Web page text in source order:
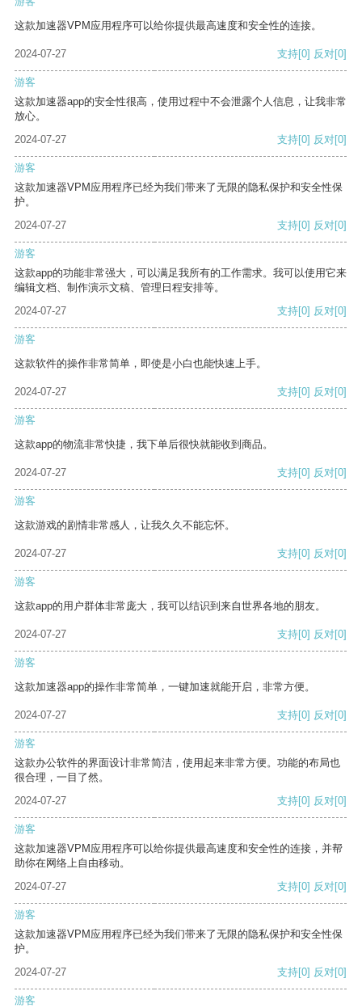
这款加速器VPM应用程序可以给你提供最高速度和安全性的连接。
2024-07-27 支持[0] 反对[0]
游客
这款加速器app的安全性很高，使用过程中不会泄露个人信息，让我非常
放心。
2024-07-27
支持[0] 反对[0]
游客
这款加速器VPM应用程序已经为我们带来了无限的隐私保护和安全性保
护。
2024-07-27
支持[0] 反对[0]
游客
这款app的功能非常强大，可以满足我所有的工作需求。我可以使用它来
编辑文档、制作演示文稿、管理日程安排等。
2024-07-27
支持[0] 反对[0]
游客
这款软件的操作非常简单，即使是小白也能快速上手。
2024-07-27 支持[0] 反对[0]
游客
这款app的物流非常快捷，我下单后很快就能收到商品。
2024-07-27 支持[0] 反对[0]
游客
这款游戏的剧情非常感人，让我久久不能忘怀。
2024-07-27 支持[0] 反对[0]
游客
这款app的用户群体非常庞大，我可以结识到来自世界各地的朋友。
2024-07-27 支持[0] 反对[0]
游客
这款加速器app的操作非常简单，一键加速就能开启，非常方便。
2024-07-27 支持[0] 反对[0]
游客
这款办公软件的界面设计非常简洁，使用起来非常方便。功能的布局也
很合理，一目了然。
2024-07-27
支持[0] 反对[0]
游客
这款加速器VPM应用程序可以给你提供最高速度和安全性的连接，并帮
助你在网络上自由移动。
2024-07-27
支持[0] 反对[0]
游客
这款加速器VPM应用程序已经为我们带来了无限的隐私保护和安全性保
护。
2024-07-27
支持[0] 反对[0]
游客